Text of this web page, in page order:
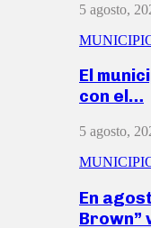
5 agosto,
El
con el…
5 agosto,
En
Brown”